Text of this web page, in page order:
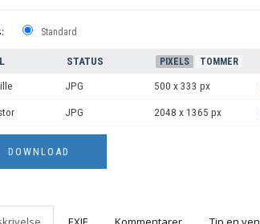
Standard
STATUS PIXELS TOMMER
JPG 500 x 333 px
JPG 2048 x 1365 px